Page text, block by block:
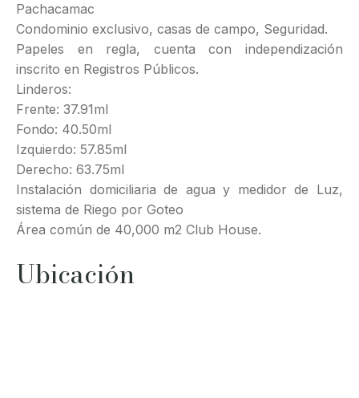
Pachacamac
Condominio exclusivo, casas de campo, Seguridad.
Papeles en regla, cuenta con independización
inscrito en Registros Públicos.
Linderos:
Frente: 37.91ml
Fondo: 40.50ml
Izquierdo: 57.85ml
Derecho: 63.75ml
Instalación domiciliaria de agua y medidor de Luz,
sistema de Riego por Goteo
Área común de 40,000 m2 Club House.
Ubicación